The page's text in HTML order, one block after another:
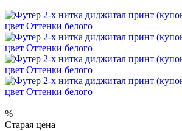
%
Старая цена